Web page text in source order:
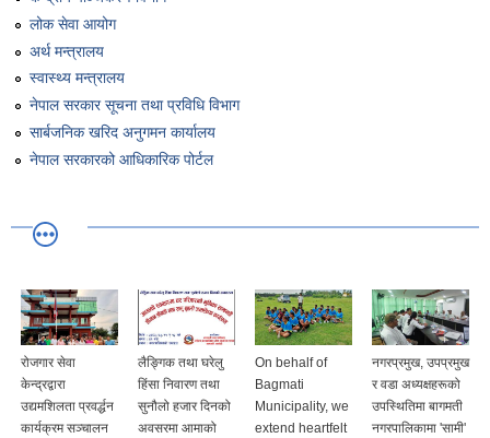
लोक सेवा आयोग
अर्थ मन्त्रालय
स्वास्थ्य मन्त्रालय
नेपाल सरकार सूचना तथा प्रविधि विभाग
सार्बजनिक खरिद अनुगमन कार्यालय
नेपाल सरकारको आधिकारिक पोर्टल
रोजगार सेवा
केन्द्रद्वारा
उद्यमशिलता प्रवर्द्धन
कार्यक्रम सञ्चालन
लैङ्गिक तथा घरेलु
हिंसा निवारण तथा
सुनौलो हजार दिनको
अवसरमा आमाको
On behalf of
Bagmati
Municipality, we
extend heartfelt
नगरप्रमुख, उपप्रमुख
र वडा अध्यक्षहरूको
उपस्थितिमा बागमती
नगरपालिकामा 'सामी'